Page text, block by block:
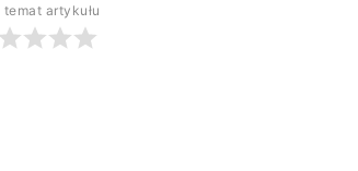
temat artykułu